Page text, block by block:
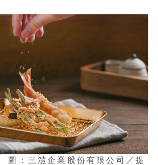
：三澧企業股份有限公司／提